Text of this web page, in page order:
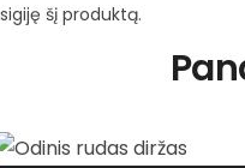
šį produktą.